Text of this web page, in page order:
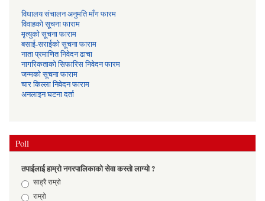
विधालय संचालन अनुमति माँग फारम
विवाहको सूचना फाराम
मृत्युको सूचना फाराम
बसाई-सराईको सूचना फाराम
नाता प्रमाणित निवेदन ढाचा
नागरिकताको सिफारिस निवेदन फारम
जन्मको सूचना फाराम
चार किल्ला निवेदन फाराम
अनलाइन घटना दर्ता
Poll
तपाईलाई हाम्रो नगरपालिकाको सेवा कस्तो लाग्यो ?
Choicesसाह्रै राम्रो
राम्रो